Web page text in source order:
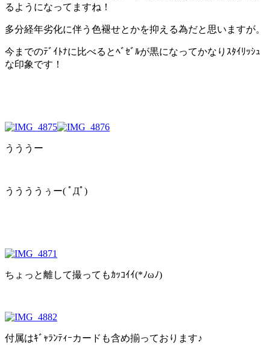
るようになってますね！
多分経年劣化に伴う色褪せとかを抑える為だと思いますが。
今までのﾃﾞｲﾄﾅに比べるとﾍﾞｾﾞﾙが黒になってかなりｽﾀｲﾘｯｼｭ
な印象です！
うううー
ううううぅー( ﾟДﾟ)
ちょっと離して撮ってもｶｯｺｲｲ(*ﾉωﾉ)
付属はｷﾞｬﾗﾝﾃｨｰカードも含め揃っております♪